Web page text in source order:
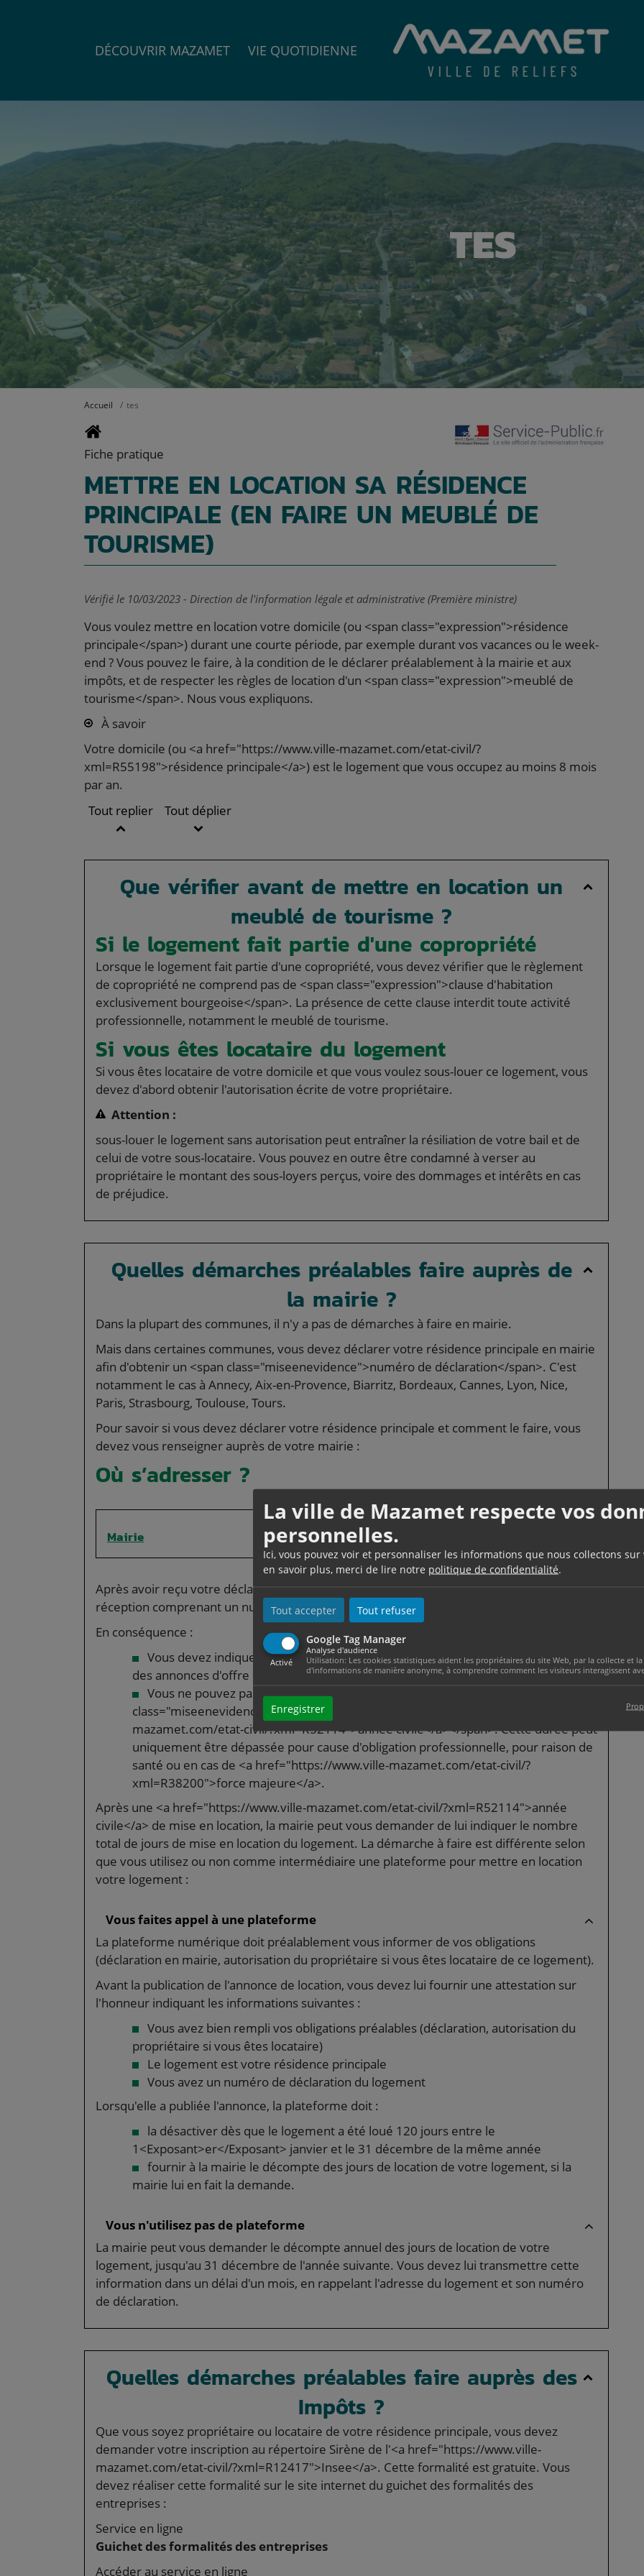
La ville de Mazamet respecte vos
personnelles.
Ici, vous pouvez voir et personnaliser les informations que nous collectons
en savoir plus, merci de lire notre politique de confidentialité.
Tout accepter Tout refuser
Google Tag Manager
Activé
Analyse d'audience
Utilisation: Les cookies statistiques aident les propriétaires du site Web, par la collecte et
d'informations de manière anonyme, à comprendre comment les visiteurs interagissent
Enregistrer
DÉCOUVRIR MAZAMET VIE QUOTIDIENNE
TES
Accueil tes
Fiche pratique
METTRE EN LOCATION SA RÉSIDENCE
PRINCIPALE (EN FAIRE UN MEUBLÉ DE
TOURISME)
Vérifié le 10/03/2023 - Direction de l'information légale et administrative (Première ministre)
Vous voulez mettre en location votre domicile (ou <span class="expression">résidence
principale</span>) durant une courte période, par exemple durant vos vacances ou le week-
end ? Vous pouvez le faire, à la condition de le déclarer préalablement à la mairie et aux
impôts, et de respecter les règles de location d'un <span class="expression">meublé de
tourisme</span>. Nous vous expliquons.
À savoir
Votre domicile (ou <a href="https://www.ville-mazamet.com/etat-civil/?
xml=R55198">résidence principale</a>) est le logement que vous occupez au moins 8 mois
par an.
Tout replier
Tout déplier
Que vérifier avant de mettre en location un
meublé de tourisme ?
Si le logement fait partie d'une copropriété
Lorsque le logement fait partie d'une copropriété, vous devez vérifier que le règlement
de copropriété ne comprend pas de <span class="expression">clause d'habitation
exclusivement bourgeoise</span>. La présence de cette clause interdit toute activité
professionnelle, notamment le meublé de tourisme.
Si vous êtes locataire du logement
Si vous êtes locataire de votre domicile et que vous voulez sous-louer ce logement, vous
devez d'abord obtenir l'autorisation écrite de votre propriétaire.
Attention :
sous-louer le logement sans autorisation peut entraîner la résiliation de votre bail et de
celui de votre sous-locataire. Vous pouvez en outre être condamné à verser au
propriétaire le montant des sous-loyers perçus, voire des dommages et intérêts en cas
de préjudice.
Quelles démarches préalables faire auprès de
la mairie ?
Dans la plupart des communes, il n'y a pas de démarches à faire en mairie.
Mais dans certaines communes, vous devez déclarer votre résidence principale en mairie
afin d'obtenir un <span class="miseenevidence">numéro de déclaration</span>. C'est
notamment le cas à Annecy, Aix-en-Provence, Biarritz, Bordeaux, Cannes, Lyon, Nice,
Paris, Strasbourg, Toulouse, Tours.
Pour savoir si vous devez déclarer votre résidence principale et comment le faire, vous
devez vous renseigner auprès de votre mairie :
Où s’adresser ?
Mairie
Après avoir reçu votre déclaration, la mairie vous délivre sans délai un accusé de
réception comprenant un numéro de déclaration.
En conséquence :
Vous devez indiquer ce numéro <span class="miseenevidence">dans chacune
des annonces d'offre de location du logement</span>.
Vous ne pouvez pas mettre en location votre logement plus <span
class="miseenevidence">120 jours par <a href="https://www.ville-
mazamet.com/etat-civil/?xml=R52114">année civile</a></span>. Cette durée peut
uniquement être dépassée pour cause d'obligation professionnelle, pour raison de
santé ou en cas de <a href="https://www.ville-mazamet.com/etat-civil/?
xml=R38200">force majeure</a>.
Après une <a href="https://www.ville-mazamet.com/etat-civil/?xml=R52114">année
civile</a> de mise en location, la mairie peut vous demander de lui indiquer le nombre
total de jours de mise en location du logement. La démarche à faire est différente selon
que vous utilisez ou non comme intermédiaire une plateforme pour mettre en location
votre logement :
Vous faites appel à une plateforme
La plateforme numérique doit préalablement vous informer de vos obligations
(déclaration en mairie, autorisation du propriétaire si vous êtes locataire de ce logement).
Avant la publication de l'annonce de location, vous devez lui fournir une attestation sur
l'honneur indiquant les informations suivantes :
Vous avez bien rempli vos obligations préalables (déclaration, autorisation du
propriétaire si vous êtes locataire)
Le logement est votre résidence principale
Vous avez un numéro de déclaration du logement
Lorsqu'elle a publiée l'annonce, la plateforme doit :
la désactiver dès que le logement a été loué 120 jours entre le
1<Exposant>er</Exposant> janvier et le 31 décembre de la même année
fournir à la mairie le décompte des jours de location de votre logement, si la
mairie lui en fait la demande.
Vous n'utilisez pas de plateforme
La mairie peut vous demander le décompte annuel des jours de location de votre
logement, jusqu'au 31 décembre de l'année suivante. Vous devez lui transmettre cette
information dans un délai d'un mois, en rappelant l'adresse du logement et son numéro
de déclaration.
Quelles démarches préalables faire auprès des
Impôts ?
Que vous soyez propriétaire ou locataire de votre résidence principale, vous devez
demander votre inscription au répertoire Sirène de l'<a href="https://www.ville-
mazamet.com/etat-civil/?xml=R12417">Insee</a>. Cette formalité est gratuite. Vous
devez réaliser cette formalité sur le site internet du guichet des formalités des
entreprises :
Service en ligne
Guichet des formalités des entreprises
Accéder au service en ligne